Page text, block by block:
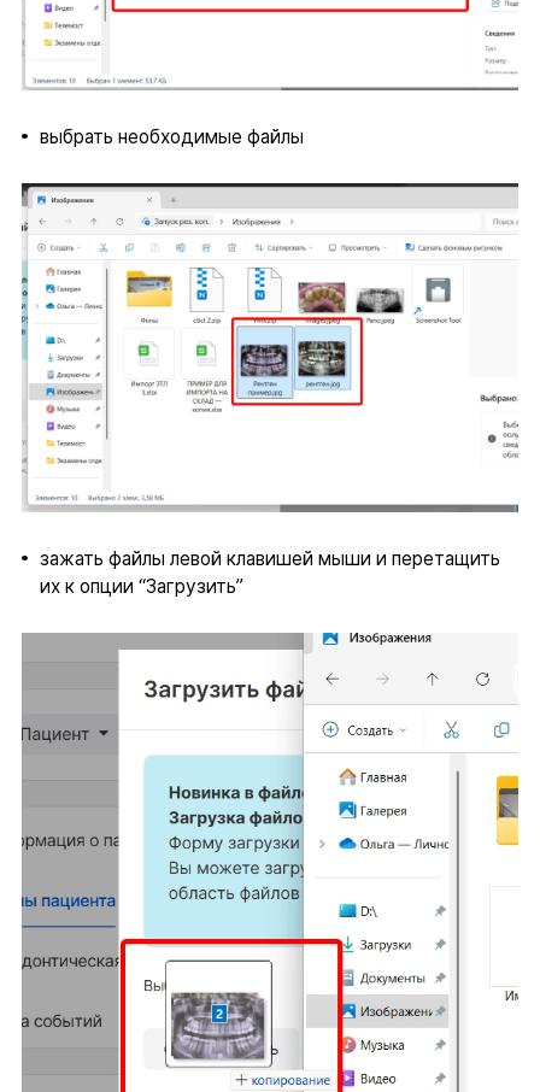
выбрать необходимые файлы
зажать файлы левой клавишей мыши и перетащить
их к опции “Загрузить”